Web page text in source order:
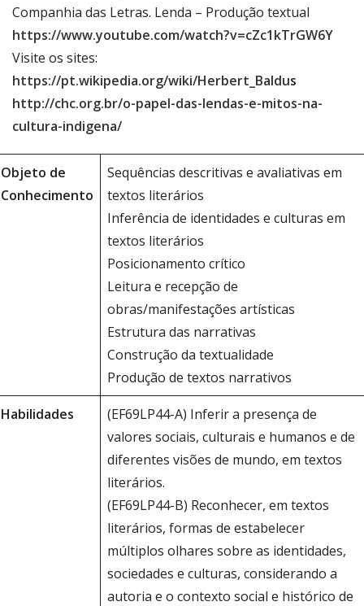
Companhia das Letras. Lenda – Produção textual
https://www.youtube.com/watch?v=cZc1kTrGW6Y
Visite os sites:
https://pt.wikipedia.org/wiki/Herbert_Baldus
http://chc.org.br/o-papel-das-lendas-e-mitos-na-
cultura-indigena/
Objeto de
Conhecimento
Sequências descritivas e avaliativas em
textos literários
Inferência de identidades e culturas em
textos literários
Posicionamento crítico
Leitura e recepção de
obras/manifestações artísticas
Estrutura das narrativas
Construção da textualidade
Produção de textos narrativos
Habilidades
(EF69LP44-A) Inferir a presença de
valores sociais, culturais e humanos e de
diferentes visões de mundo, em textos
literários.
(EF69LP44-B) Reconhecer, em textos
literários, formas de estabelecer
múltiplos olhares sobre as identidades,
sociedades e culturas, considerando a
autoria e o contexto social e histórico de